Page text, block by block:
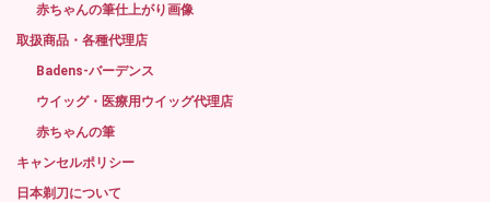
赤ちゃんの筆仕上がり画像
取扱商品・各種代理店
Badens-バーデンス
ウイッグ・医療用ウイッグ代理店
赤ちゃんの筆
キャンセルポリシー
日本剃刀について